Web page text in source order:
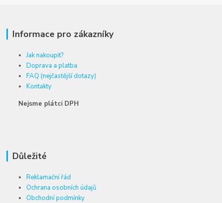
Informace pro zákazníky
Jak nakoupit?
Doprava a platba
FAQ (nejčastější dotazy)
Kontakty
Nejsme plátci DPH
Důležité
Reklamační řád
Ochrana osobních údajů
Obchodní podmínky